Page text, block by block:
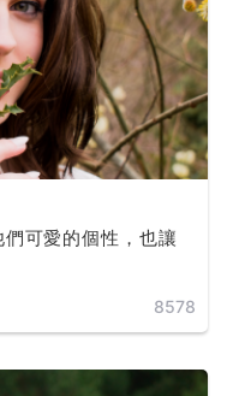
可愛的個性，也讓
8578